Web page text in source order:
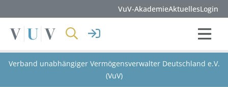
VuV-AkademieAktuellesLogin
Verband unabhängiger Vermögensverwalter Deutschland e.V.
(VuV)